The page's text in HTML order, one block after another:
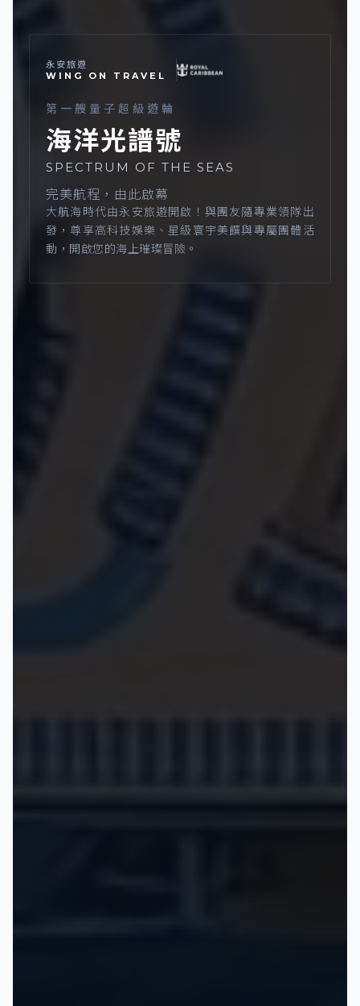
永安旅遊
WING ON TRAVEL
第一艘量子超級遊輪
海洋光譜號
SPECTRUM OF THE SEAS
完美航程，由此啟幕
大航海時代由永安旅遊開啟！與團友隨專業領隊出
發，尊享高科技娛樂、星級寰宇美饌與專屬團體活
動，開啟您的海上璀璨冒險。